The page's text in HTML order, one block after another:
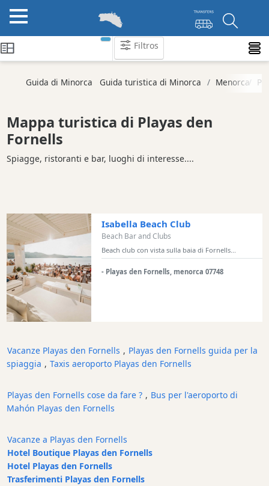
Filtros
Categorie
Società
di
attività
Tour
acquatici
Ristorante
Boat
Excursions
Cafe
Bar
Alimenti
e
Cultura
Attività
bambini
Locali
notturni
Terrazas
Guida di Minorca Guida turistica di Minorca Menorca
Mappa turistica di Playas den
Fornells
Spiagge, ristoranti e bar, luoghi di interesse....
Isabella Beach Club
Beach Bar and Clubs
Beach club con vista sulla baia di Fornells...
- Playas den Fornells, menorca 07748
Vacanze Playas den Fornells , Playas den Fornells guida per la
spiaggia , Taxis aeroporto Playas den Fornells
Playas den Fornells cose da fare ? , Bus per l'aeroporto di
Mahón Playas den Fornells
Vacanze a Playas den Fornells
Hotel Boutique Playas den Fornells
Hotel Playas den Fornells
Trasferimenti Playas den Fornells